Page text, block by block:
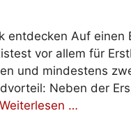
entdecken Auf einen
vor allem für
und mindestens
Neben der
Weiterlesen …